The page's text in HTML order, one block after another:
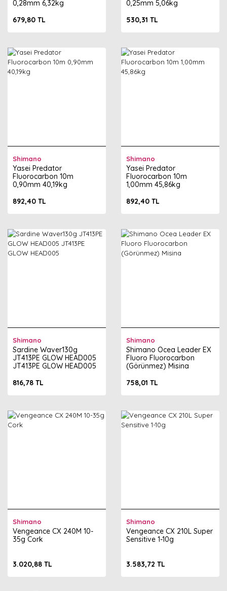
0,28mm 6,32kg
679,80 TL
0,25mm 5,06kg
530,31 TL
Shimano
Yasei Predator
Fluorocarbon 10m
0,90mm 40,19kg
892,40 TL
Shimano
Yasei Predator
Fluorocarbon 10m
1,00mm 45,86kg
892,40 TL
Shimano
Sardine Waver130g
JT413PE GLOW HEAD005
JT413PE GLOW HEAD005
816,78 TL
Shimano
Shimano Ocea Leader EX
Fluoro Fluorocarbon
(Görünmez) Misina
758,01 TL
Shimano
Vengeance CX 240M 10-
35g Cork
3.020,88 TL
Shimano
Vengeance CX 210L Super
Sensitive 1-10g
3.583,72 TL